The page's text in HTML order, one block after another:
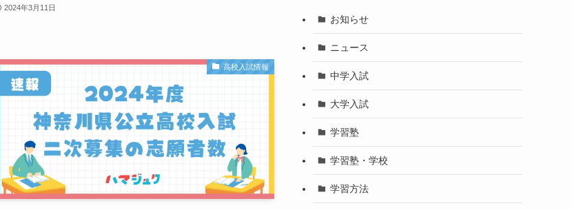
2024年3月11日
高校入試情報
お知らせ
ニュース
中学入試
大学入試
学習塾
学習塾・学校
学習方法